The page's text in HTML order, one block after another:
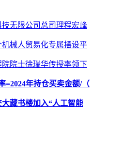
无限公司总司理程宏峰
械人贸易化专属摆设平
院士徐瑞华传授率领下
=2024年持仓买卖金额/（
大藏书楼加入“人工智能